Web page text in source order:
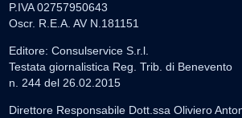
P.IVA 02757950643
Oscr. R.E.A. AV N.181151
Editore: Consulservice S.r.l.
Testata giornalistica Reg. Trib. di Benevento
n. 244 del 26.02.2015
Direttore Responsabile Dott.ssa Oliviero